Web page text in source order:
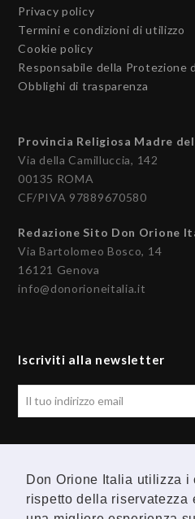
Don Orione Italia utilizza i
rispetto della riservatezza
Privacy policy
Termini e condizioni di utilizzo
Cookie policy
Responsabile della Protezione
Obblighi di trasparenza
Provincia Religiosa Madre
Via della Camilluccia, 142
00135 ROMA
CF/PIVA 97889670580
Redazione Sito Don Orione
Via Bartolomeo Bosco, 14
16121 Genova
info@donorioneitalia.it
Iscriviti alla newsletter
F Y